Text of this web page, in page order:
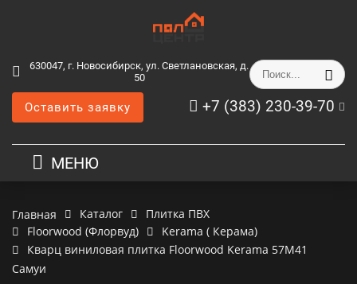
630047, г. Новосибирск, ул. Светлановская, д.
50
+7 (383) 230-39-70
Оставить заявку
МЕНЮ
Главная Каталог
Плитка ПВХ
Floorwood (Флорвуд)
Kerama ( Керама)
Кварц виниловая плитка Floorwood Kerama 57М41
Самуи